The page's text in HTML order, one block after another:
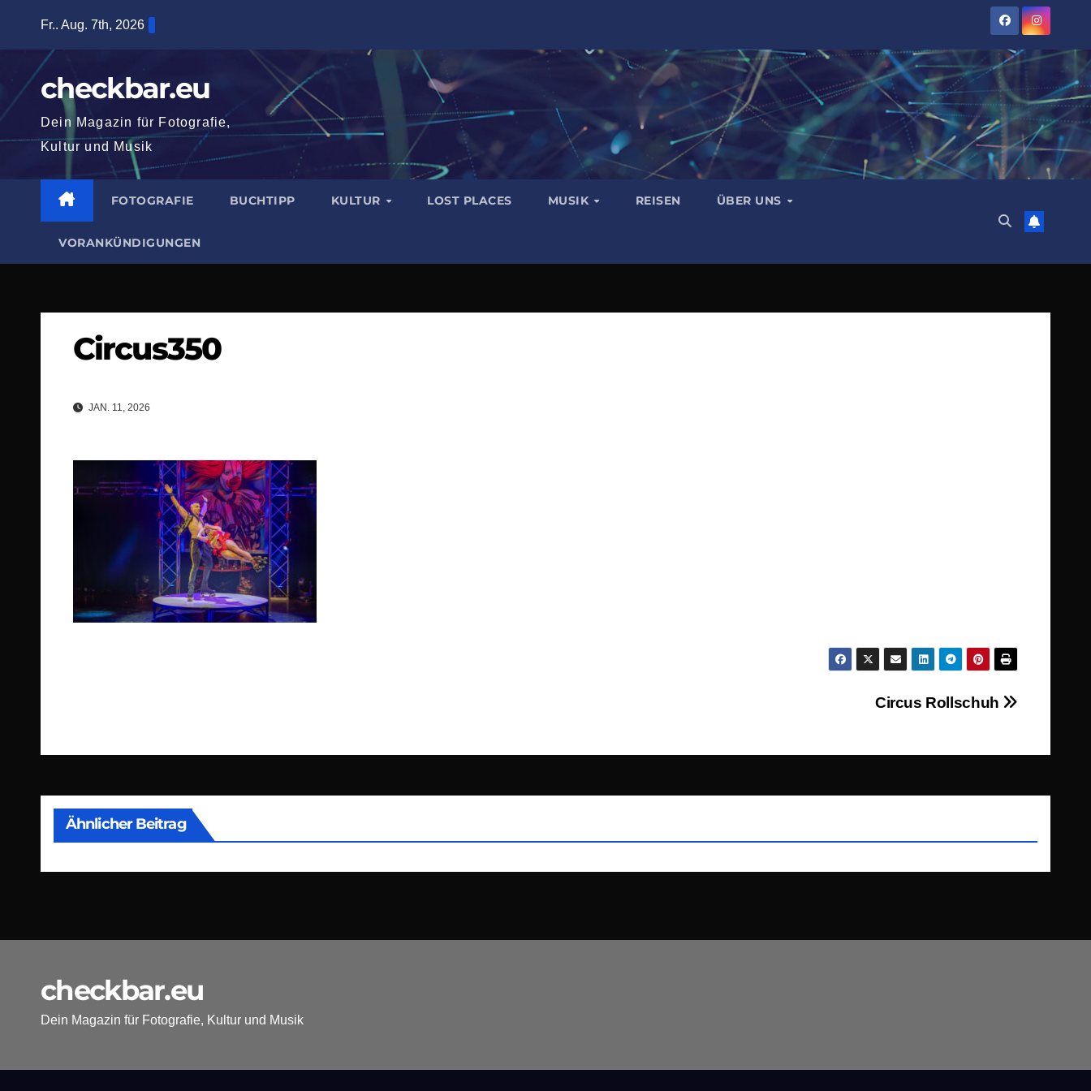
springen
Fr.. Aug. 7th, 2026
checkbar.eu
Dein Magazin für Fotografie,
Kultur und Musik
FOTOGRAFIE BUCHTIPP KULTUR LOST PLACES MUSIK REISEN ÜBER UNS
VORANKÜNDIGUNGEN
Circus350
JAN. 11, 2026
Circus Rollschuh
Ähnlicher Beitrag
checkbar.eu
Dein Magazin für Fotografie, Kultur und Musik